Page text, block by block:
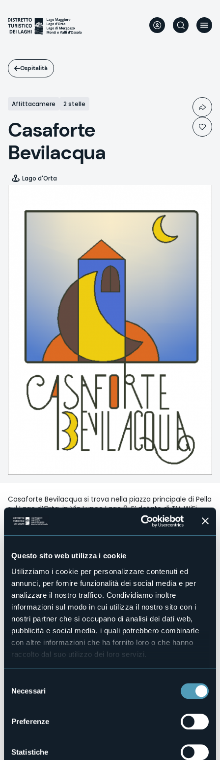
Questo sito web utilizza i cookie
Utilizziamo i cookie per personalizzare contenuti ed
annunci, per fornire funzionalità dei social media e per
analizzare il nostro traffico. Condividiamo inoltre
informazioni sul modo in cui utilizza il nostro sito con i
nostri partner che si occupano di analisi dei dati web,
pubblicità e social media, i quali potrebbero combinarle
con altre informazioni che ha fornito loro o che hanno
raccolto dal suo utilizzo dei loro servizi.
delNecessari
Preferenze
Statistiche
contenuto
principale
Ospitalità
Affittacamere 2 stelle
Casaforte
Bevilacqua
Lago d'Orta
Casaforte Bevilacqua si trova nella piazza principale di Pella
sul Lago d’Orta, in Via Lungo Lago 8. E’ dotato di TV, WiFi,
letto a due piazze, armadio e bagno con doccia e
asciugacapelli.
affacciata sul lago più romantico d’Italia. Locale
recentemente ristrutturato con arredamento moderno
che con gusto si sposa con le linee morbide delle bifore
che incorniciano il panorama.
Accesso disabili
Centro benessere
No
Sala congressi
No
No
No
E-mail